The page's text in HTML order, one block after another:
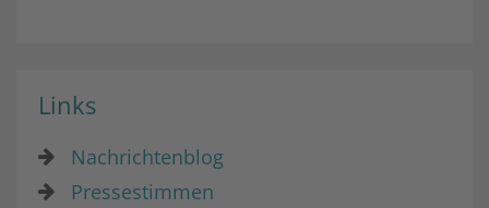
Links
Nachrichtenblog
Pressestimmen